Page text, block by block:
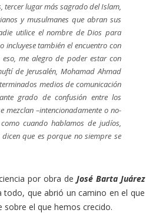
tercer lugar más sagrado del Islam,
y musulmanes que abran sus
utilice el nombre de Dios para
también el encuentro con
me alegro de poder estar con
de Jerusalén, Mohamad Ahmad
medios de comunicación
grado de confusión entre los
mezclan –intencionadamente o no-
cuando hablamos de judíos,
que es porque no siempre se
por obra deJosé Barta Juárez
que abrió un camino en el que
el que hemos crecido.